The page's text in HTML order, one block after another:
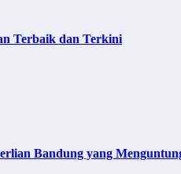
Terbaik dan Terkini
Bandung yang